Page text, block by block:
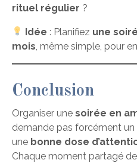
rituel régulier ?
Idée : Planifiez une
mois , même simple, pour
Conclusion
Organiser une soirée en
demande pas forcément
une bonne dose
Chaque moment partagé